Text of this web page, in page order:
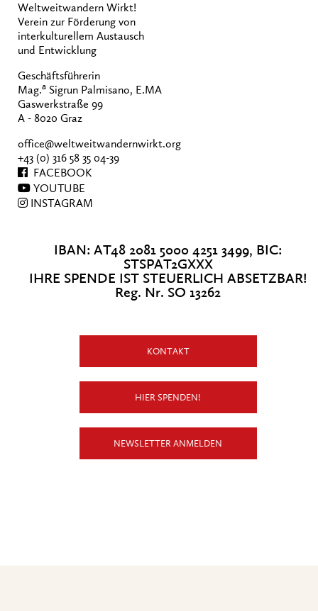
Weltweitwandern Wirkt!
Verein zur Förderung von
interkulturellem Austausch
und Entwicklung
Geschäftsführerin
Mag.a Sigrun Palmisano, E.MA
Gaswerkstraße 99
A - 8020 Graz
office@weltweitwandernwirkt.org
+43 (0) 316 58 35 04-39
FACEBOOK
YOUTUBE
INSTAGRAM
IBAN: AT48 2081 5000 4251 3499, BIC:
STSPAT2GXXX
IHRE SPENDE IST STEUERLICH ABSETZBAR!
Reg. Nr. SO 13262
KONTAKT
HIER SPENDEN!
NEWSLETTER ANMELDEN